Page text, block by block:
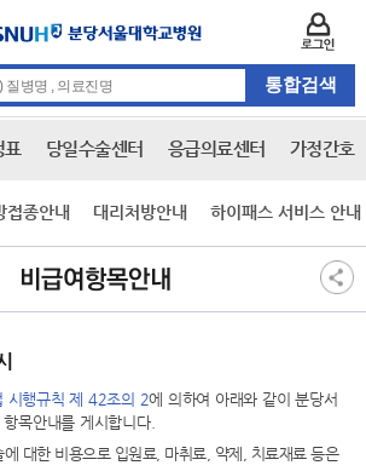
표 당일수술센터 응급의료센터 가정간호
접종안내 대리처방안내 하이패스 서비스 안내
비급여항목안내
시행규칙 제 42조의 2에 의하여 아래와 같이 분당서
목안내를 게시합니다.
대한 비용으로 입원료, 마취료, 약제, 치료재료 등은